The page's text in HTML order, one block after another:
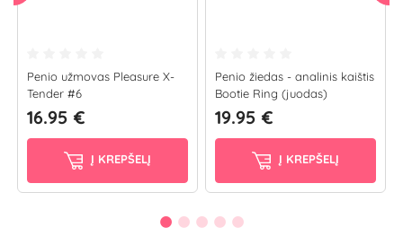
Penio užmovas Pleasure X-
Tender #6
16.95 €
Į KREPŠELĮ
Penio žiedas - analinis kaištis
Bootie Ring (juodas)
19.95 €
Į KREPŠELĮ